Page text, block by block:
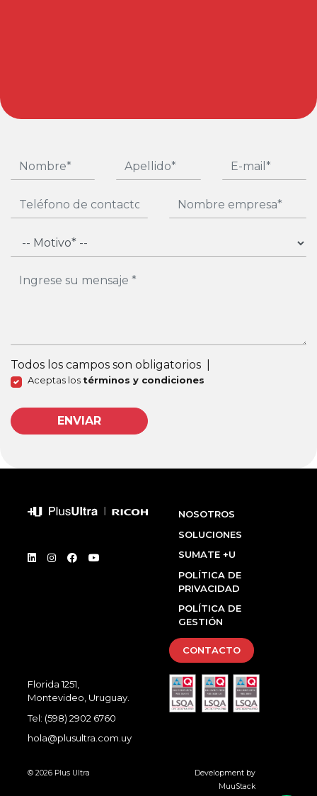
Todos los campos son obligatorios
Aceptas los términos y condiciones
ENVIAR
NOSOTROS
SOLUCIONES
SUMATE +U
POLÍTICA DE
PRIVACIDAD
POLÍTICA DE
GESTIÓN
CONTACTO
Florida 1251,
Montevideo, Uruguay.
Tel: (598) 2902 6760
hola@plusultra.com.uy
© 2026 Plus Ultra
Development by
MuuStack